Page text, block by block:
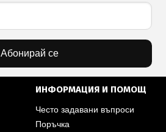
Абонирай се
ИНФОРМАЦИЯ И ПОМОЩ
Често задавани въпроси
Поръчка